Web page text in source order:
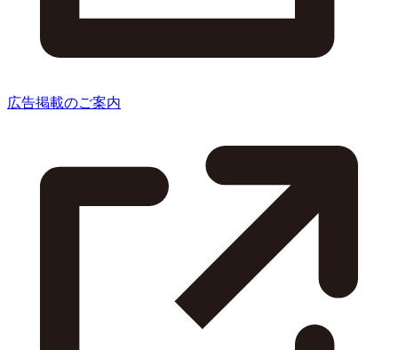
広告掲載のご案内